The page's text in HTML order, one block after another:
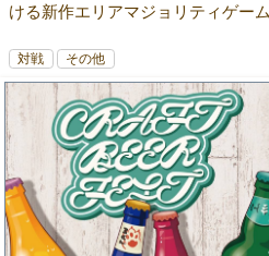
ける新作エリアマジョリティゲーム
対戦 その他